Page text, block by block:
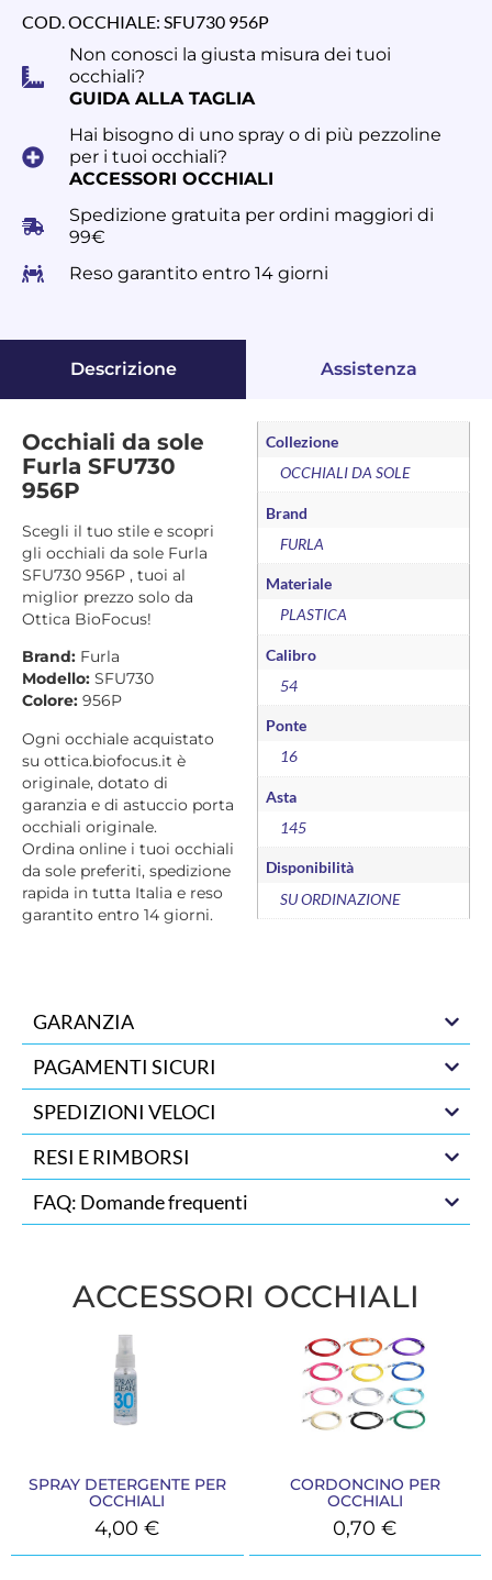
COD. OCCHIALE: SFU730 956P
Non conosci la giusta misura dei tuoi
occhiali?
GUIDA ALLA TAGLIA
Hai bisogno di uno spray o di più pezzoline
per i tuoi occhiali?
ACCESSORI OCCHIALI
Spedizione gratuita per ordini maggiori di
99€
Reso garantito entro 14 giorni
Descrizione Assistenza
Occhiali da sole
Furla SFU730
956P
Scegli il tuo stile e scopri
gli occhiali da sole Furla
SFU730 956P , tuoi al
miglior prezzo solo da
Ottica BioFocus!
Brand: Furla
Modello: SFU730
Colore: 956P
Ogni occhiale acquistato
su ottica.biofocus.it è
originale, dotato di
garanzia e di astuccio porta
occhiali originale.
Ordina online i tuoi occhiali
da sole preferiti, spedizione
rapida in tutta Italia e reso
garantito entro 14 giorni.
Collezione
OCCHIALI DA SOLE
Brand
FURLA
Materiale
PLASTICA
Calibro
54
Ponte
16
Asta
145
Disponibilità
SU ORDINAZIONE
GARANZIA
PAGAMENTI SICURI
SPEDIZIONI VELOCI
RESI E RIMBORSI
FAQ: Domande frequenti
ACCESSORI OCCHIALI
SPRAY DETERGENTE PER
OCCHIALI
4,00€
CORDONCINO PER
OCCHIALI
0,70€